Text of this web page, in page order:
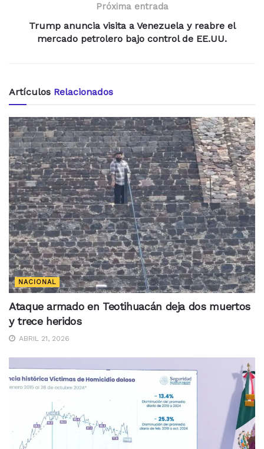
Próxima entrada
Trump anuncia visita a Venezuela y reabre el
mercado petrolero bajo control de EE.UU.
Artículos Relacionados
NACIONAL
Ataque armado en Teotihuacán deja dos muertos
y trece heridos
ABRIL 21, 2026